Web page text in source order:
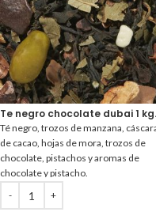
Te negro chocolate dubai 1 kg.
Té negro, trozos de manzana,
de cacao, hojas de mora, trozos de
chocolate, pistachos y aromas de
chocolate y pistacho.